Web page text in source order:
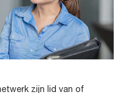
zijn lid van of